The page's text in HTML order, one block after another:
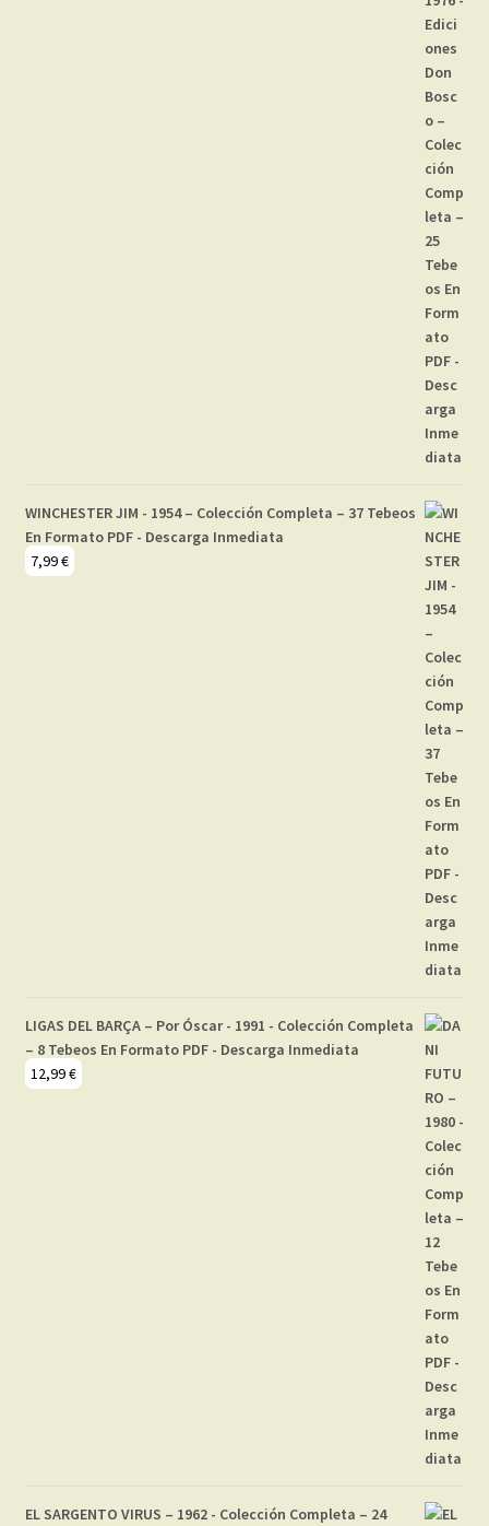
WINCHESTER JIM - 1954 – Colección Completa – 37 Tebeos
En Formato PDF - Descarga Inmediata
7,99€
LIGAS DEL BARÇA – Por Óscar - 1991 - Colección Completa
– 8 Tebeos En Formato PDF - Descarga Inmediata
12,99€
EL SARGENTO VIRUS – 1962 - Colección Completa – 24